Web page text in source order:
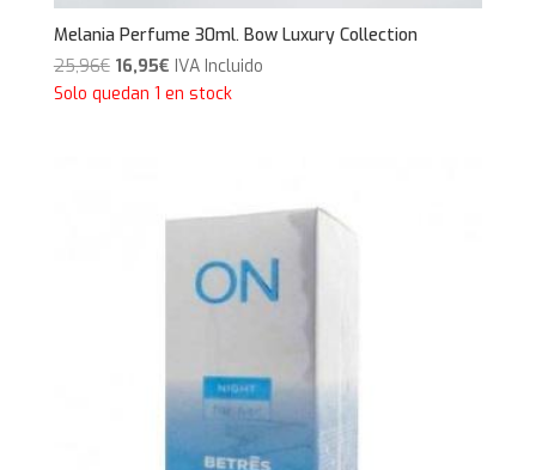
Melania Perfume 30ml. Bow Luxury Collection
25,96€ El
precio
16,95€El
precio
IVA Incluido
Solo quedan 1 en stock